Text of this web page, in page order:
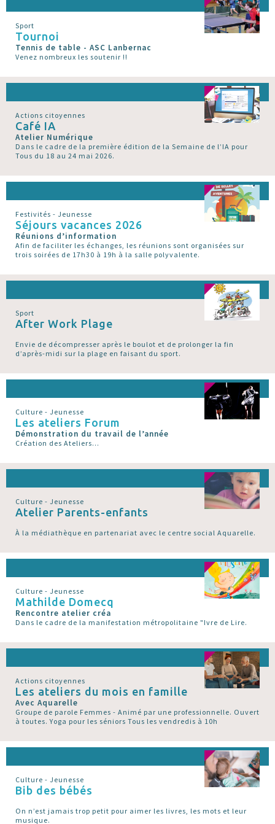
Sport
Tournoi
Tennis de table - ASC Lanbernac
Venez nombreux les soutenir !!
Actions citoyennes
Café IA
Atelier Numérique
Dans le cadre de la première édition de la Semaine de l’IA pour
Tous du 18 au 24 mai 2026.
Festivités - Jeunesse
Séjours vacances 2026
Réunions d’information
Afin de faciliter les échanges, les réunions sont organisées sur
trois soirées de 17h30 à 19h à la salle polyvalente.
Sport
After Work Plage
Envie de décompresser après le boulot et de prolonger la fin
d’après-midi sur la plage en faisant du sport.
Culture - Jeunesse
Les ateliers Forum
Démonstration du travail de l’année
Création des Ateliers...
Culture - Jeunesse
Atelier Parents-enfants
À la médiathèque en partenariat avec le centre social Aquarelle.
Culture - Jeunesse
Mathilde Domecq
Rencontre atelier créa
Dans le cadre de la manifestation métropolitaine "Ivre de Lire.
Actions citoyennes
Les ateliers du mois en famille
Avec Aquarelle
Groupe de parole Femmes - Animé par une professionnelle. Ouvert
à toutes. Yoga pour les séniors Tous les vendredis à 10h
Culture - Jeunesse
Bib des bébés
On n’est jamais trop petit pour aimer les livres, les mots et leur
musique.